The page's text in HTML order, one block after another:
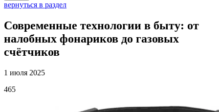
вернуться в раздел
Современные технологии в быту: от
налобных фонариков до газовых
счётчиков
1 июля 2025
465